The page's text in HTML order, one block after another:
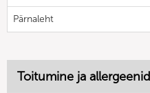
Pärnaleht
Toitumine ja allergeenid